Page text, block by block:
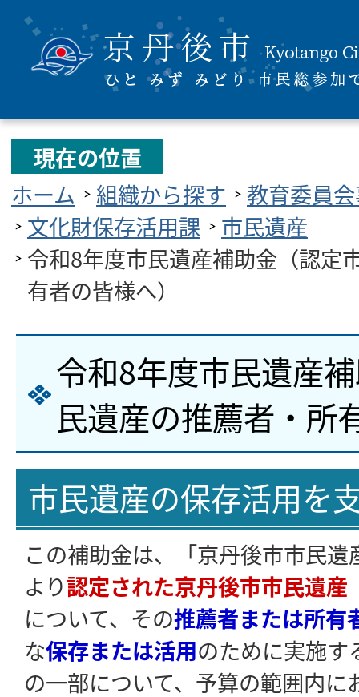
現在の位置
ホーム
組織から探す
教育委員
文化財保存活用課
市民遺産
令和8年度市民遺産補助金（認定
有者の皆様へ）
令和8年度市民遺産
民遺産の推薦者・所
市民遺産の保存活用を
この補助金は、「京丹後市市民
より認定された京丹後市市民遺産
について、その推薦者または所有
な保存または活用のために実施す
の一部について、予算の範囲内に